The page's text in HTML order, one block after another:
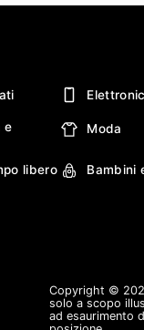
e
Moda
libero Bambini
Copyright ©
solo a scopo
ad esaurimento